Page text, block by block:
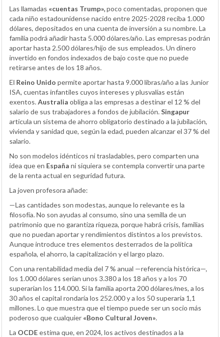
Las llamadas «cuentas Trump»,poco comentadas, proponen que
cada niño estadounidense nacido entre 2025-2028 reciba 1.000
dólares, depositados en una cuenta de inversión a su nombre. La
familia podrá añadir hasta 5.000 dólares/año. Las empresas podrán
aportar hasta 2.500 dólares/hijo de sus empleados. Un dinero
invertido en fondos indexados de bajo coste que no puede
retirarse antes de los 18 años.
El Reino Unido permite aportar hasta 9.000 libras/año a las Junior
ISA, cuentas infantiles cuyos intereses y plusvalías están
exentos.Australia obliga a las empresas a destinar el 12 % del
salario de sus trabajadores a fondos de jubilación.Singapur
articula un sistema de ahorro obligatorio destinado a la jubilación,
vivienda y sanidad que, según la edad, pueden alcanzar el 37 % del
salario.
No son modelos idénticos ni trasladables, pero comparten una
idea que en España ni siquiera se contempla convertir una parte
de la renta actual en seguridad futura.
La joven profesora añade:
—Las cantidades son modestas, aunque lo relevante es la
filosofía. No son ayudas al consumo, sino una semilla de un
patrimonio que no garantiza riqueza, porque habrá crisis, familias
que no puedan aportar y rendimientos distintos a los previstos.
Aunque introduce tres elementos desterrados de la política
española, el ahorro, la capitalización y el largo plazo.
Con una rentabilidad media del 7 % anual —referencia histórica—,
los 1.000 dólares serían unos 3.380 a los 18 años y a los 70
superarían los 114.000. Si la familia aporta 200 dólares/mes, a los
30 años el capital rondaría los 252.000 y a los 50 superaría 1,1
millones. Lo que muestra que el tiempo puede ser un socio más
poderoso que cualquier «Bono Cultural Joven».
La OCDEestima que, en 2024, los activos destinados a la